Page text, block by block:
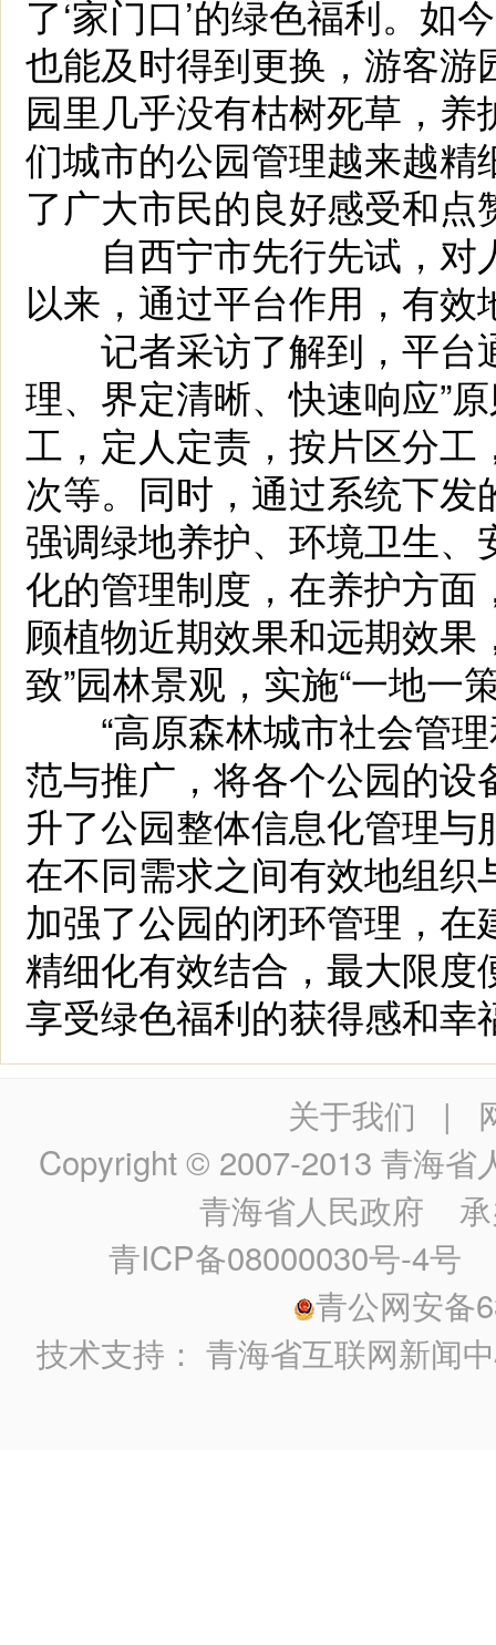
了‘家门口’的绿色福利。如
也能及时得到更换，游客游
园里几乎没有枯树死草，
们城市的公园管理越来越
了广大市民的良好感受和点
自西宁市先行先试，对
以来，通过平台作用，有
记者采访了解到，平台
理、界定清晰、快速响应”
工，定人定责，按片区分
次等。同时，通过系统下
强调绿地养护、环境卫生
化的管理制度，在养护方
顾植物近期效果和远期效果
致”园林景观，实施“一地一
“高原森林城市社会管理
范与推广，将各个公园的
升了公园整体信息化管理
在不同需求之间有效地组
加强了公园的闭环管理，
精细化有效结合，最大限
享受绿色福利的获得感和幸
关于我们 |
Copyright © 2007-2013 青海省
青海省人民政府 承
青ICP备08000030号-4号
青公网安备
技术支持：青海省互联网新闻